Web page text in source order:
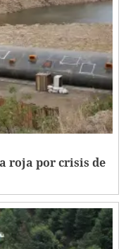
roja por crisis de